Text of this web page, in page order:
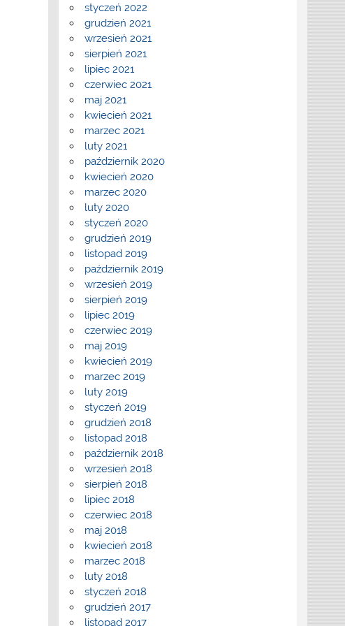
styczeń 2022
grudzień 2021
wrzesień 2021
sierpień 2021
lipiec 2021
czerwiec 2021
maj 2021
kwiecień 2021
marzec 2021
luty 2021
październik 2020
kwiecień 2020
marzec 2020
luty 2020
styczeń 2020
grudzień 2019
listopad 2019
październik 2019
wrzesień 2019
sierpień 2019
lipiec 2019
czerwiec 2019
maj 2019
kwiecień 2019
marzec 2019
luty 2019
styczeń 2019
grudzień 2018
listopad 2018
październik 2018
wrzesień 2018
sierpień 2018
lipiec 2018
czerwiec 2018
maj 2018
kwiecień 2018
marzec 2018
luty 2018
styczeń 2018
grudzień 2017
listopad 2017